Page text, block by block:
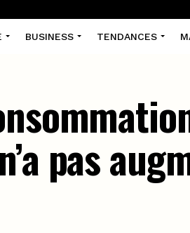
BUSINESS TENDANCES
pas